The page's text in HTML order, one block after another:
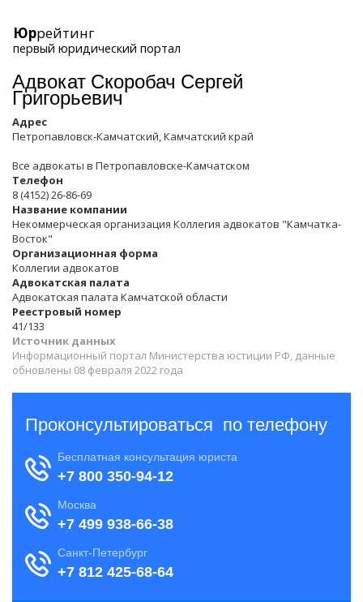
Юррейтинг
первый юридический портал
Адвокат Скоробач Сергей
Григорьевич
Адрес
Петропавловск-Камчатский, Камчатский край
Все адвокаты в Петропавловске-Камчатском
Телефон
8 (4152) 26-86-69
Название компании
Некоммерческая организация Коллегия адвокатов "Камчатка-
Восток"
Организационная форма
Коллегии адвокатов
Адвокатская палата
Адвокатская палата Камчатской области
Реестровый номер
41/133
Источник данных
Информационный портал Министерства юстиции РФ, данные
обновлены 08 февраля 2022 года